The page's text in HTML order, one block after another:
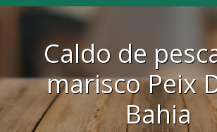
Caldo de
marisco Peix
Bahia